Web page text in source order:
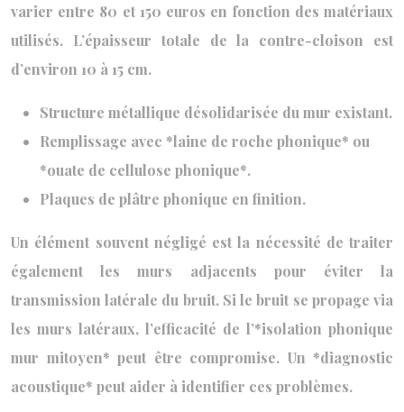
varier entre 80 et 150 euros en fonction des matériaux
utilisés. L’épaisseur totale de la contre-cloison est
d’environ 10 à 15 cm.
Structure métallique désolidarisée du mur existant.
Remplissage avec *laine de roche phonique* ou
*ouate de cellulose phonique*.
Plaques de plâtre phonique en finition.
Un élément souvent négligé est la nécessité de traiter
également les murs adjacents pour éviter la
transmission latérale du bruit. Si le bruit se propage via
les murs latéraux, l’efficacité de l’*isolation phonique
mur mitoyen* peut être compromise. Un *diagnostic
acoustique* peut aider à identifier ces problèmes.